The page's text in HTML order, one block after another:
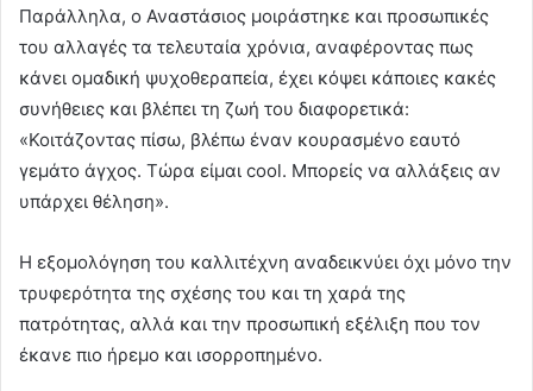
Παράλληλα, ο Αναστάσιος μοιράστηκε και προσωπικές
του αλλαγές τα τελευταία χρόνια, αναφέροντας πως
κάνει ομαδική ψυχοθεραπεία, έχει κόψει κάποιες κακές
συνήθειες και βλέπει τη ζωή του διαφορετικά:
«Κοιτάζοντας πίσω, βλέπω έναν κουρασμένο εαυτό
γεμάτο άγχος. Τώρα είμαι cool. Μπορείς να αλλάξεις αν
υπάρχει θέληση».
Η εξομολόγηση του καλλιτέχνη αναδεικνύει όχι μόνο την
τρυφερότητα της σχέσης του και τη χαρά της
πατρότητας, αλλά και την προσωπική εξέλιξη που τον
έκανε πιο ήρεμο και ισορροπημένο.